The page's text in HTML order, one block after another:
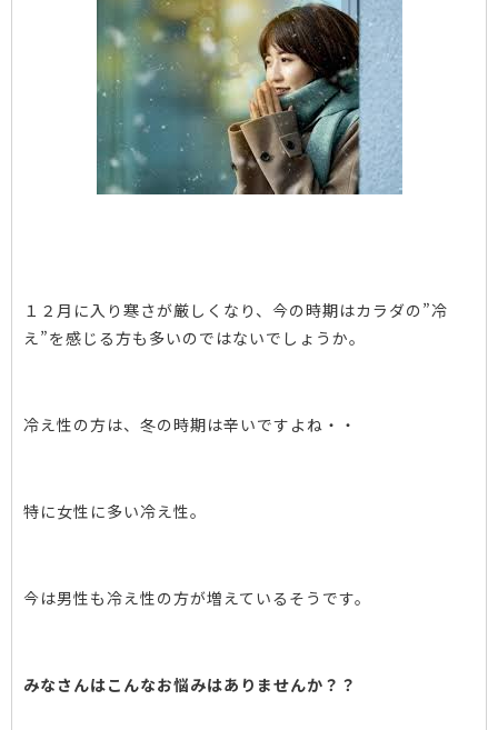
１２月に入り寒さが厳しくなり、今の時期はカラダの”冷
え”を感じる方も多いのではないでしょうか。
冷え性の方は、冬の時期は辛いですよね・・
特に女性に多い冷え性。
今は男性も冷え性の方が増えているそうです。
みなさんはこんなお悩みはありませんか？？